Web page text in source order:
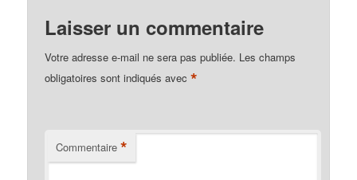
Laisser un commentaire
Votre adresse e-mail ne sera pas publiée. Les champs
obligatoires sont indiqués avec*
Commentaire *